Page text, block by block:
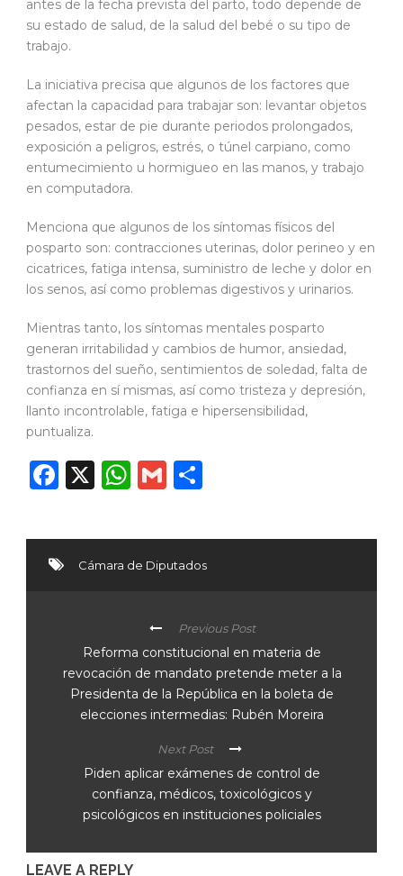
antes de la fecha prevista del parto, todo depende de
su estado de salud, de la salud del bebé o su tipo de
trabajo.
La iniciativa precisa que algunos de los factores que
afectan la capacidad para trabajar son: levantar objetos
pesados, estar de pie durante periodos prolongados,
exposición a peligros, estrés, o túnel carpiano, como
entumecimiento u hormigueo en las manos, y trabajo
en computadora.
Menciona que algunos de los síntomas físicos del
posparto son: contracciones uterinas, dolor perineo y en
cicatrices, fatiga intensa, suministro de leche y dolor en
los senos, así como problemas digestivos y urinarios.
Mientras tanto, los síntomas mentales posparto
generan irritabilidad y cambios de humor, ansiedad,
trastornos del sueño, sentimientos de soledad, falta de
confianza en sí mismas, así como tristeza y depresión,
llanto incontrolable, fatiga e hipersensibilidad,
puntualiza.
Facebook
X WhatsApp
Gmail
Cámara de Diputados
Previous Post
Reforma constitucional en materia de
revocación de mandato pretende meter a la
Presidenta de la República en la boleta de
elecciones intermedias: Rubén Moreira
Next Post
Piden aplicar exámenes de control de
confianza, médicos, toxicológicos y
psicológicos en instituciones policiales
LEAVE A REPLY